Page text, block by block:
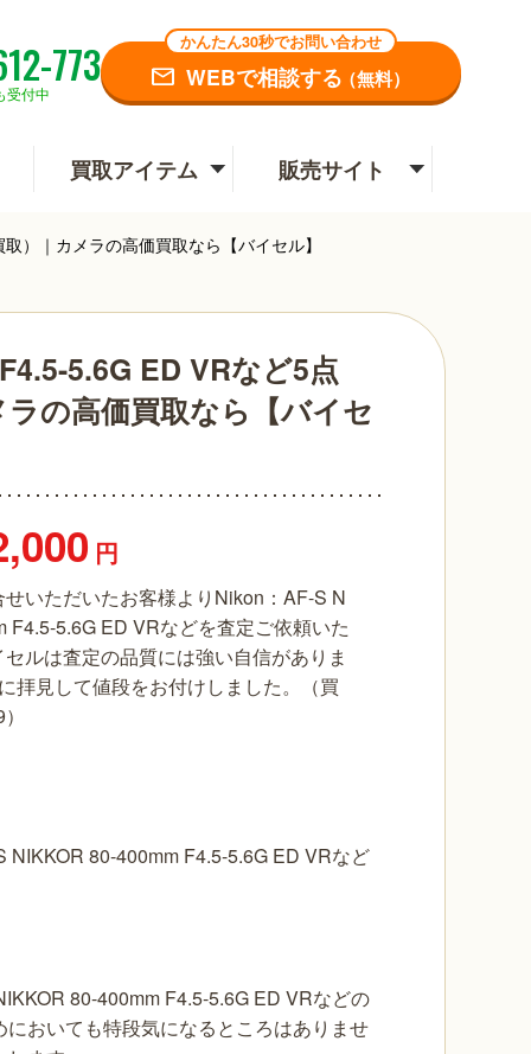
773
受付中
かんたん30秒でお問い合わせ
WEBで相談する（無料）
買取アイテム 販売サイト
）｜カメラの高価買取なら【バイセル】
5.6G ED VRなど5点
の高価買取なら【バイセ
円
いただいたお客様よりNikon：AF-S N
F4.5-5.6G ED VRなどを査定ご依頼いた
ルは査定の品質には強い自信がありま
拝見して値段をお付けしました。（買
80-400mm F4.5-5.6G ED VRなど
80-400mm F4.5-5.6G ED VRなどの
おいても特段気になるところはありませ